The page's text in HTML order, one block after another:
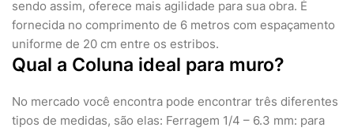
sendo assim, oferece mais agilidade para sua obra. É
fornecida no comprimento de 6 metros com espaçamento
uniforme de 20 cm entre os estribos.
Qual a Coluna ideal para muro?
No mercado você encontra pode encontrar três diferentes
tipos de medidas, são elas: Ferragem 1/4 – 6.3 mm: para